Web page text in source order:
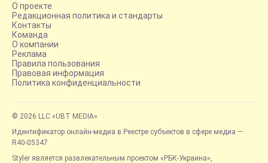
О проекте
Редакционная политика и стандарты
Контакты
Команда
О компании
Реклама
Правила пользования
Правовая информация
Политика конфиденциальности
© 2026 LLC «UBT MEDIA»
Идентификатор онлайн-медиа в Реестре субъектов в сфере медиа —
R40-05347
Styler является развлекательным проектом «РБК-Украина»,